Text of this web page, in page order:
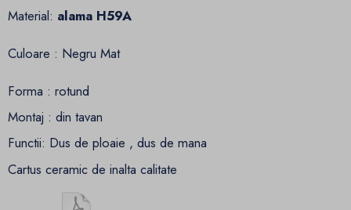
Material: alama H59A
Culoare : Negru Mat
Forma : rotund
Montaj : din tavan
Functii: Dus de ploaie , dus de mana
Cartus ceramic de inalta calitate